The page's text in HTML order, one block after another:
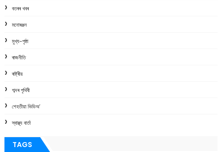
বতৰৰ খবৰ
মনোৰঞ্জন
মুখ্য-পৃষ্ঠা
ৰাজনীতি
ৰাষ্ট্ৰীয়
শব্দৰ পৃথিবী
শেহতীয়া ভিডিঅ’
স্বাস্থ্য বাৰ্তা
TAGS